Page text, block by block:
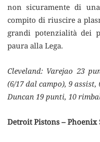
non sicuramente di
compito di riuscire a
grandi potenzialità dei
paura alla Lega.
Cleveland: Varejao 23
(6/17 dal campo), 9
Duncan 19 punti, 10
Detroit Pistons – Phoenix